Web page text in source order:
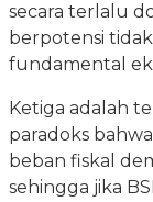
secara terlalu
berpotensi
fundamental
Ketiga adalah
paradoks
beban fiskal
sehingga jika